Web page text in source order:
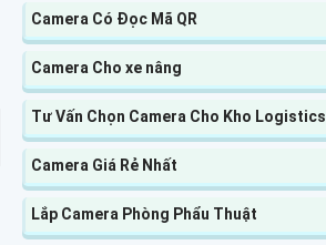
Camera Có Đọc Mã QR
Camera Cho xe nâng
Tư Vấn Chọn Camera Cho Kho Logistics
Camera Giá Rẻ Nhất
Lắp Camera Phòng Phẩu Thuật